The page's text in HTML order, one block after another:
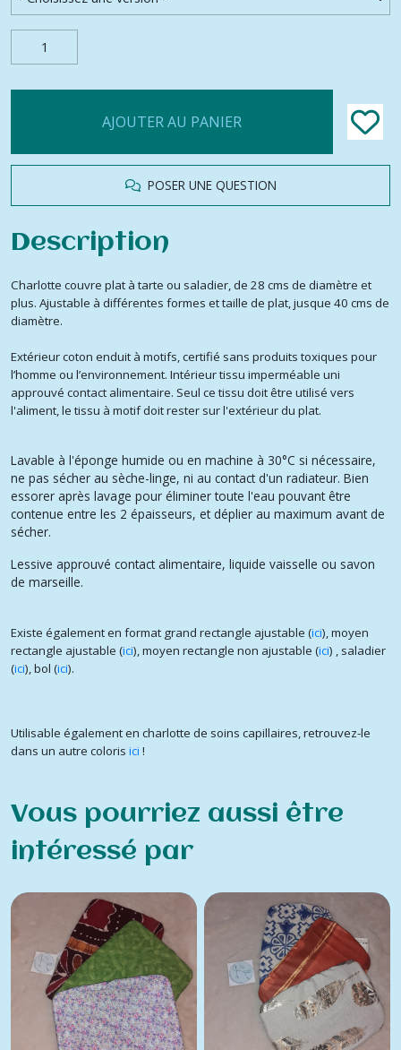
AJOUTER AU PANIER
POSER UNE QUESTION
Description
Charlotte couvre plat à tarte ou saladier, de 28 cms de diamètre et
plus. Ajustable à différentes formes et taille de plat, jusque 40 cms de
diamètre.
Extérieur coton enduit à motifs, certifié sans produits toxiques pour
l’homme ou l’environnement. Intérieur tissu imperméable uni
approuvé contact alimentaire. Seul ce tissu doit être utilisé vers
l'aliment, le tissu à motif doit rester sur l'extérieur du plat.
Lavable à l'éponge humide ou en machine à 30°C si nécessaire,
ne pas sécher au sèche-linge, ni au contact d'un radiateur. Bien
essorer après lavage pour éliminer toute l'eau pouvant être
contenue entre les 2 épaisseurs, et déplier au maximum avant de
sécher.
Lessive approuvé contact alimentaire, liquide vaisselle ou savon
de marseille.
Existe également en format grand rectangle ajustable (ici), moyen
rectangle ajustable (ici), moyen rectangle non ajustable (ici) , saladier
(ici), bol (ici).
Utilisable également en charlotte de soins capillaires, retrouvez-le
dans un autre coloris ici !
Vous pourriez aussi être
intéressé par